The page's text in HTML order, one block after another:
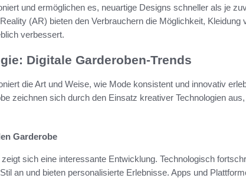
und ermöglichen es, neuartige Designs schneller als je
(AR) bieten den Verbrauchern die Möglichkeit, Kleidung
verbessert.
Digitale Garderoben-Trends
die Art und Weise, wie Mode konsistent und innovativ
zeichnen sich durch den Einsatz kreativer Technologien
Garderobe
zeigt sich eine interessante Entwicklung. Technologisch
an und bieten personalisierte Erlebnisse. Apps und